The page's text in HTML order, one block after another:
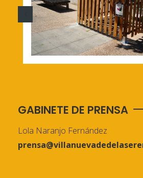
GABINETE DE PRENSA
Lola Naranjo Fernández